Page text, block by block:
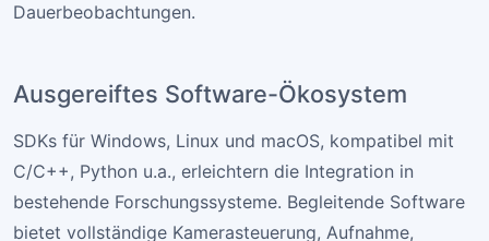
Dauerbeobachtungen.
Ausgereiftes Software-Ökosystem
SDKs für Windows, Linux und macOS, kompatibel mit
C/C++, Python u.a., erleichtern die Integration in
bestehende Forschungssysteme. Begleitende Software
bietet vollständige Kamerasteuerung, Aufnahme,